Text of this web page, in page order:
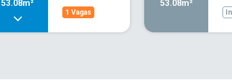
53.08m²
1 Vagas
53.08m²